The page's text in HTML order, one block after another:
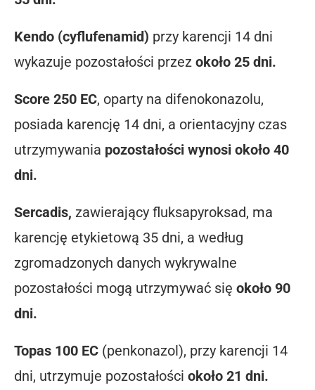
Kendo (cyflufenamid) przy karencji 14 dni
wykazuje pozostałości przez około 25 dni.
Score 250 EC, oparty na difenokonazolu,
posiada karencję 14 dni, a orientacyjny czas
utrzymywania pozostałości wynosi około 40
dni.
Sercadis, zawierający fluksapyroksad, ma
karencję etykietową 35 dni, a według
zgromadzonych danych wykrywalne
pozostałości mogą utrzymywać się około 90
dni.
Topas 100 EC (penkonazol), przy karencji 14
dni, utrzymuje pozostałości około 21 dni.